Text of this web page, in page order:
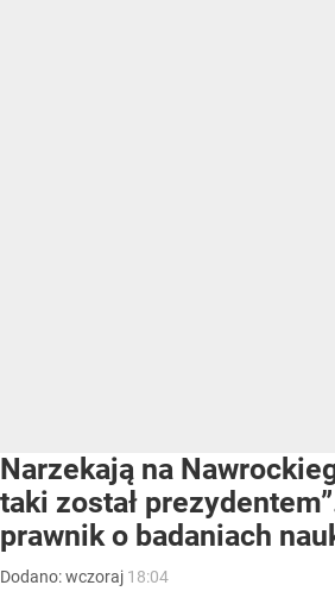
Narzekają na
taki został
prawnik o badaniach
Dodano:wczoraj 18:04